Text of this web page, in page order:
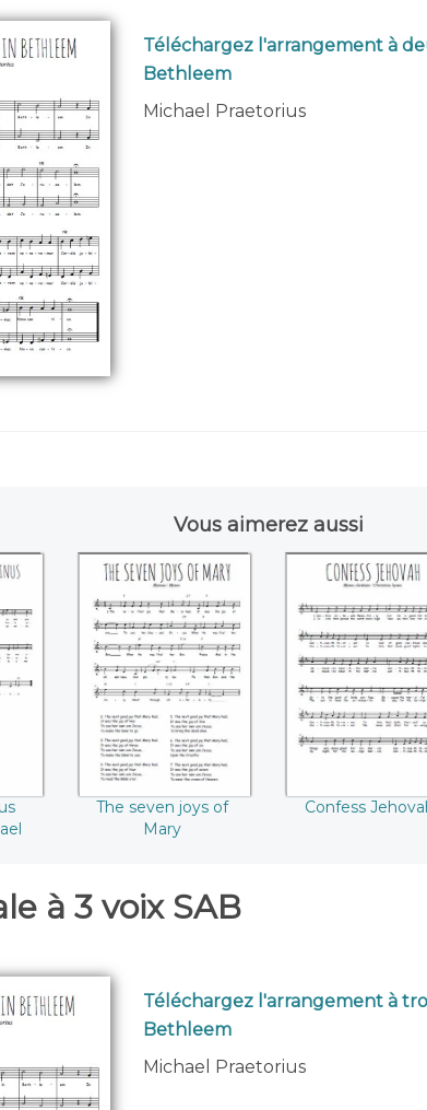
Téléchargez l'arrangement à
Bethleem
Michael Praetorius
Vous aimerez aussi
The seven joys of
Mary
The seven joys of
Mary
Confess
Confess
à 3 voix SAB
Téléchargez l'arrangement à
Bethleem
Michael Praetorius